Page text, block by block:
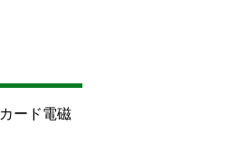
ード電磁